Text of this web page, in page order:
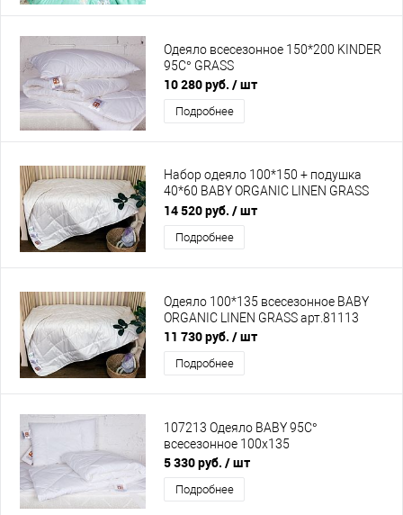
Одеяло всесезонное 150*200 KINDER
95C° GRASS
10 280 руб. / шт
Подробнее
Набор одеяло 100*150 + подушка
40*60 BABY ORGANIC LINEN GRASS
арт.BOC-113
14 520 руб. / шт
Подробнее
Одеяло 100*135 всесезонное BABY
ORGANIC LINEN GRASS арт.81113
11 730 руб. / шт
Подробнее
107213 Одеяло BABY 95C°
всесезонное 100х135
5 330 руб. / шт
Подробнее